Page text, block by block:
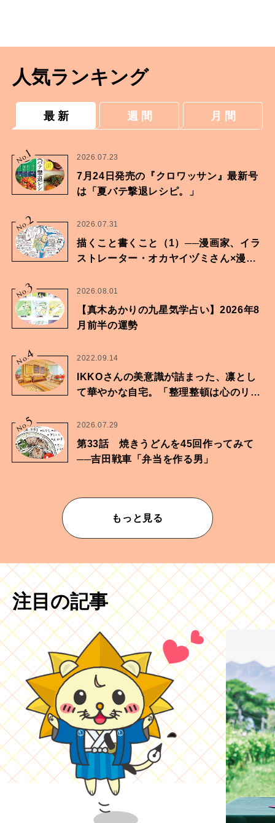
人気ランキング
最 新 週 間 月 間
No.
1 2026.07.23
7月24日発売の『クロワッサン』最新号
は「夏バテ撃退レシピ。」
No.2 2026.07.31
描くこと書くこと（1）──漫画家、イラ
ストレーター・オカヤイヅミさん×漫画
No.3 2026.08.01
【真木あかりの九星気学占い】2026年8
月前半の運勢
No.
4 2022.09.14
IKKOさんの美意識が詰まった、凛とし
て華やかな自宅。「整理整頓は心のリズ
No.5 2026.07.29
第33話 焼きうどんを45回作ってみて
──吉田戦車「弁当を作る男」
もっと見る
注目の記事